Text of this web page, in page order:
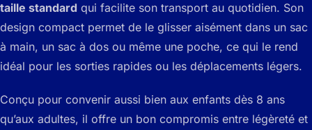
taille standard qui facilite son transport au quotidien. Son
design compact permet de le glisser aisément dans un sac
à main, un sac à dos ou même une poche, ce qui le rend
idéal pour les sorties rapides ou les déplacements légers.
Conçu pour convenir aussi bien aux enfants dès 8 ans
qu’aux adultes, il offre un bon compromis entre légèreté et